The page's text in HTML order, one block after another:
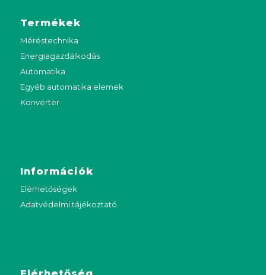
Termékek
Méréstechnika
Energiagazdálkodás
Automatika
Egyéb automatika elemek
Konverter
Információk
Elérhetőségek
Adatvédelmi tájékoztató